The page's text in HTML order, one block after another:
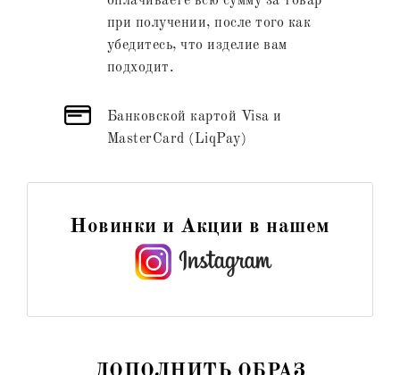
при получении, после того как
убедитесь, что изделие вам
подходит.
Банковской картой Visa и
MasterCard (LiqPay)
Новинки и Акции в нашем
ДОПОЛНИТЬ ОБРАЗ